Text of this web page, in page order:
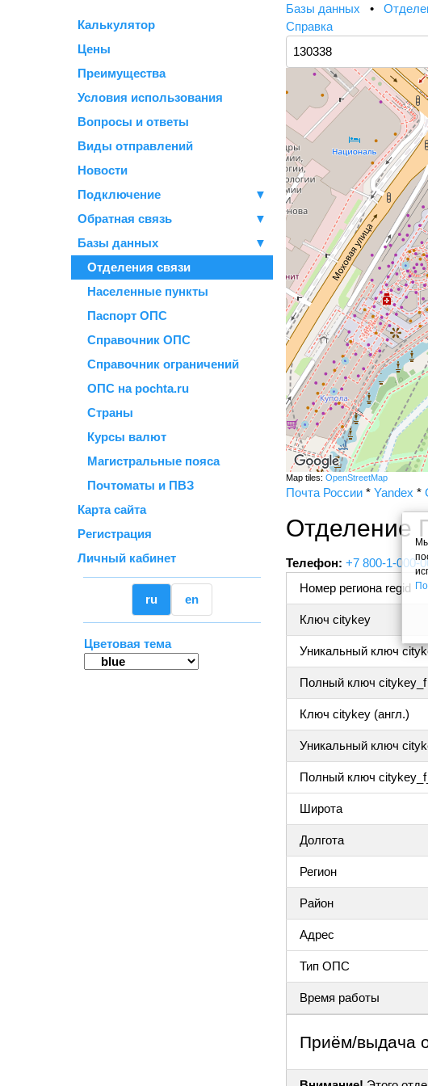
Калькулятор
Цены
Преимущества
Условия использования
Вопросы и ответы
Виды отправлений
Новости
Подключение
▼
Обратная связь
▼
Базы данных
▼
Отделения связи
Населенные пункты
Паспорт ОПС
Справочник ОПС
Справочник ограничений
ОПС на pochta.ru
Страны
Курсы валют
Магистральные пояса
Почтоматы и ПВЗ
Карта сайта
Регистрация
Личный кабинет
ru en
Цветовая тема
Базы данных •
Справка
Map tiles: OpenStreetMap
Почта России * Yandex *
Отделение
Телефон: +7 800-1-000-
Номер региона regid
Ключ citykey
Уникальный ключ
Полный ключ citykey_f
Ключ citykey (англ.)
Уникальный ключ
Полный ключ
Широта
Долгота
Регион
Район
Адрес
Тип ОПС
Время работы
Приём/выдача